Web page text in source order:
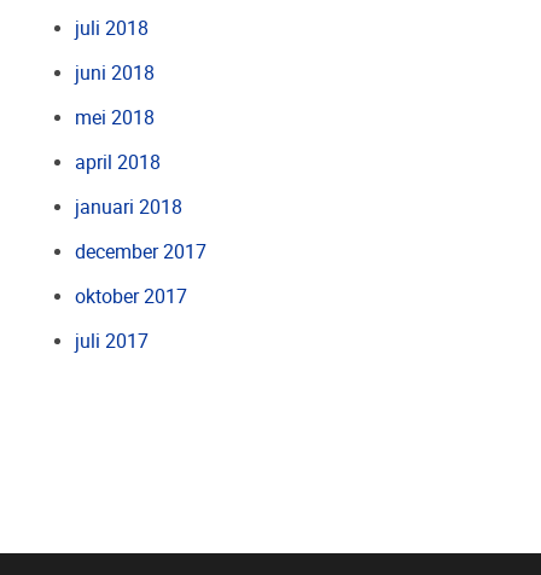
juli 2018
juni 2018
mei 2018
april 2018
januari 2018
december 2017
oktober 2017
juli 2017